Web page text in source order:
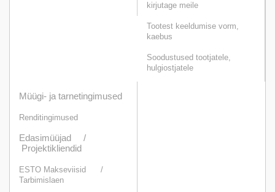
kirjutage meile
Tootest keeldumise vorm,
kaebus
Soodustused tootjatele,
hulgiostjatele
Müügi- ja tarnetingimused
Renditingimused
Edasimüüjad /
Projektikliendid
ESTO Makseviisid /
Tarbimislaen